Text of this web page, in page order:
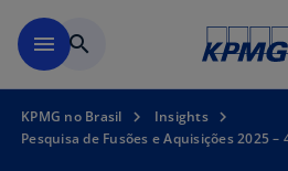
menu search
KPMG no Brasil
Insights
Pesquisa de Fusões e Aquisições 2025